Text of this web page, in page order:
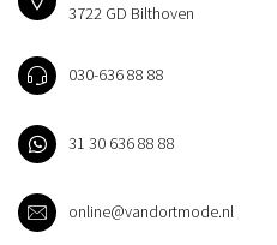
3722 GD Bilthoven
030-636 88 88
31 30 636 88 88
online@vandortmode.nl